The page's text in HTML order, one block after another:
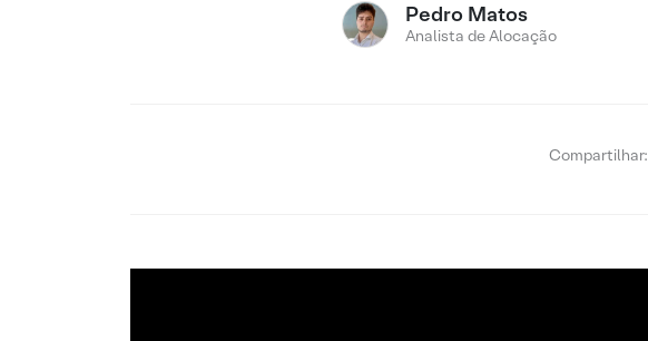
Pedro Matos
Analista de Alocação
Compartilhar: